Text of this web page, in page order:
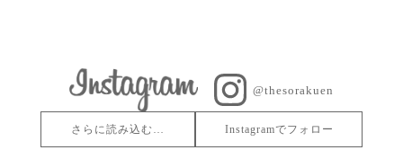
@thesorakuen
さらに読み込む… Instagramでフォロー